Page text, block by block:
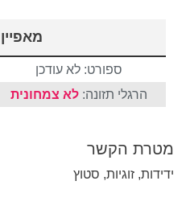
ספורט: לא עודכן
הרגלי תזונה: לא צמחונית
מטרת הקשר
ידידות, זוגיות, סטוץ